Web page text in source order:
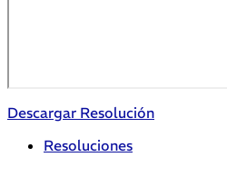
Descargar Resolución
Resoluciones